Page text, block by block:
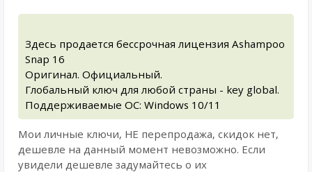
Здесь продается бессрочная лицензия Ashampoo
Snap 16
Оригинал. Официальный.
Глобальный ключ для любой страны - key global.
Поддерживаемые ОС: Windows 10/11
Мои личные ключи, НЕ перепродажа, скидок нет,
дешевле на данный момент невозможно. Если
увидели дешевле задумайтесь о их